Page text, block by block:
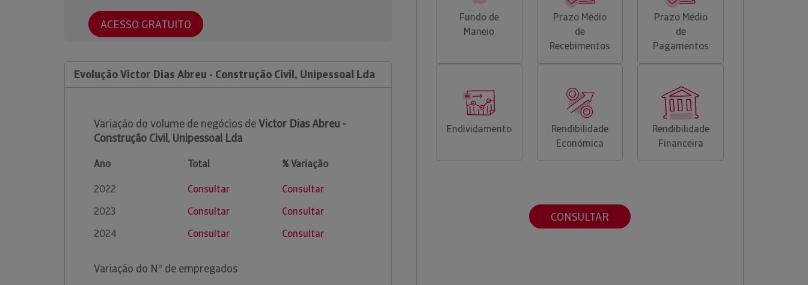
ACESSO GRATUITO
Evolução Victor Dias Abreu - Construção Civil, Unipessoal Lda
Variação do volume de negócios deVictor Dias Abreu -
Construção Civil, Unipessoal Lda
Ano Total
% Variação
2022
Consultar
Consultar
2023
Consultar
Consultar
2024
Consultar Consultar
Variação do Nº de empregados
Fundo de
Maneio
Prazo Médio
de
Recebimentos
Prazo Médio
de
Pagamentos
Endividamento
Rendibilidade
Económica
Rendibilidade
Financeira
CONSULTAR